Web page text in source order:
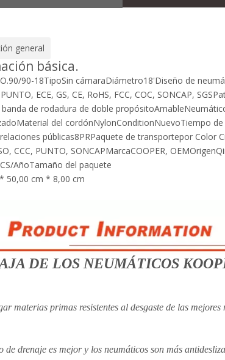
general
básica.
90/90-18TipoSin cámaraDiámetro18'Diseño de
ECE, GS, CE, RoHS, FCC, COC, SONCAP, SGS
de rodadura de doble propósitoAmable
Material del cordónNylonConditionNuevoTiempo
relaciones públicas8PRPaquete de transportepor Color
CCC, PUNTO, SONCAPMarcaCOOPER, OEMOrigen
AñoTamaño del paquete
50,00 cm * 8,00 cm
DE LOS NEUMÁTICOS
materias primas resistentes al desgaste de las
de drenaje es mejor y los neumáticos son más